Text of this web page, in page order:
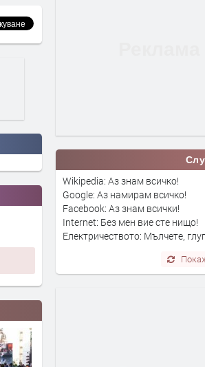
Wikipedia: Аз знам всичко!
Google: Аз намирам всичко!
Facebook: Аз знам всички!
Internet: Без мен вие сте нищо!
Електричеството: Мълчете,